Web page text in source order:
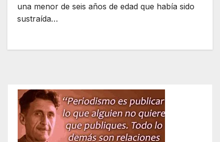
una menor de seis años de edad que había sido
sustraída…